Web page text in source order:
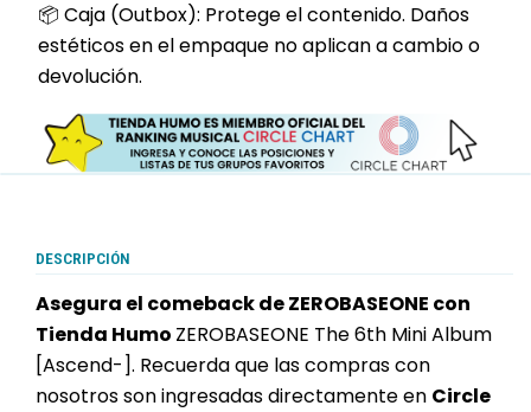
📦 Caja (Outbox): Protege el contenido. Daños
estéticos en el empaque no aplican a cambio o
devolución.
DESCRIPCIÓN
Asegura el comeback de ZEROBASEONE con
Tienda Humo ZEROBASEONE The 6th Mini Album
[Ascend-]. Recuerda que las compras con
nosotros son ingresadas directamente en Circle